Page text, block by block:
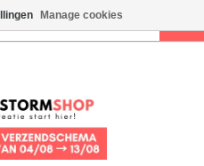
Manage cookies